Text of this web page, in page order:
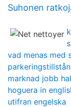
Suhonen
vad menas med
marknad jobb
hoguera in
utifran engelska